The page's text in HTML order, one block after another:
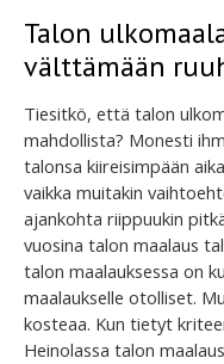
Talon
välttämään
Tiesitkö, että talon
mahdollista? Monesti
talonsa kiireisimpään
vaikka muitakin
ajankohta riippuukin
vuosina talon maalaus
talon maalauksessa on
maalaukselle otolliset.
kosteaa. Kun tietyt
Heinolassa talon